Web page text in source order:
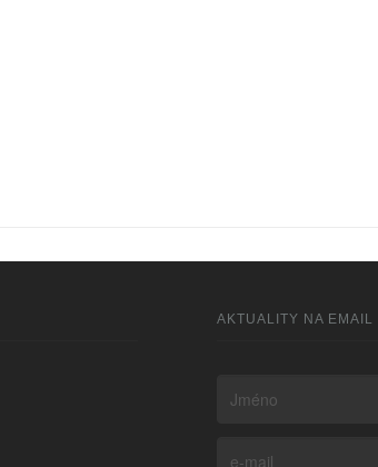
AKTUALITY NA EMAIL